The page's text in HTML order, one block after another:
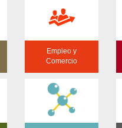
Empleo y
Comercio